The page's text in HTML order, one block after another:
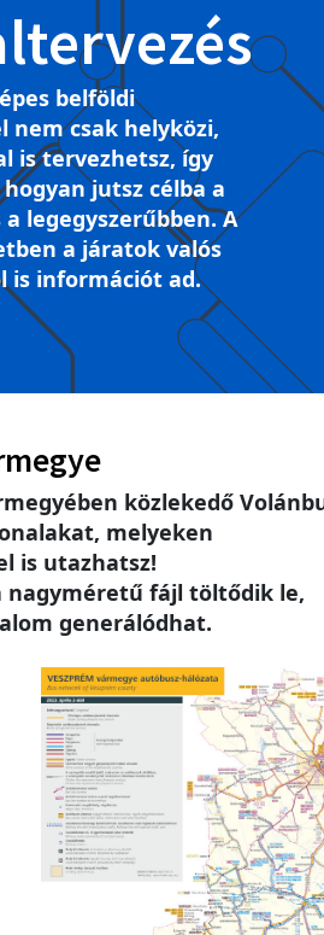
belföldi
nem csak helyközi,
is tervezhetsz, így
jutsz célba a
legegyszerűbben. A
a járatok valós
is információt ad.
közlekedő
melyeken
is utazhatsz!
fájl töltődik le,
generálódhat.
Image